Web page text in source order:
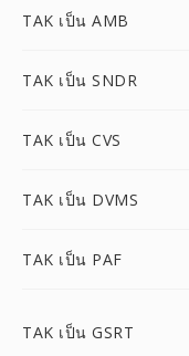
TAK เป็น AMB
TAK เป็น SNDR
TAK เป็น CVS
TAK เป็น DVMS
TAK เป็น PAF
TAK เป็น GSRT